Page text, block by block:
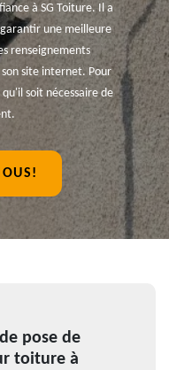
à SG Toiture. Il a
une meilleure
renseignements
site internet. Pour
soit nécessaire de
pose de
toiture à